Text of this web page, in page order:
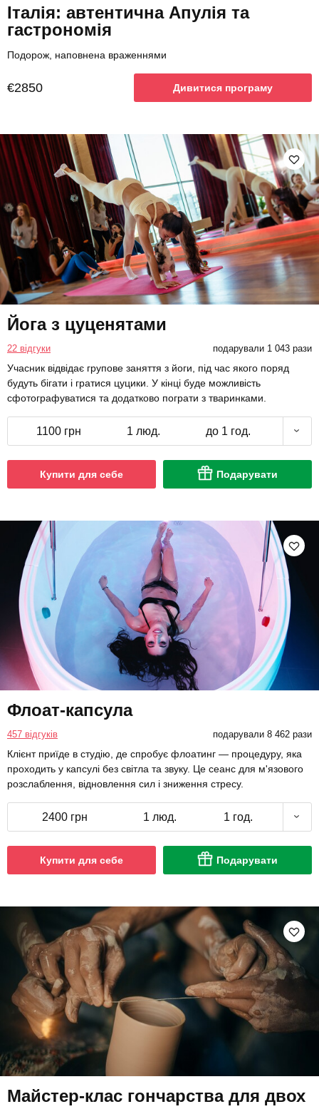
Італія: автентична Апулія та
гастрономія
Подорож, наповнена враженнями
€2850 Дивитися програму
Йога з цуценятами
22 відгуки подарували 1 043 рази
Учасник відвідає групове заняття з йоги, під час якого поряд
будуть бігати і гратися цуцики. У кінці буде можливість
сфотографуватися та додатково пограти з тваринками.
1100 грн 1 люд. до 1 год.
Купити для себе Подарувати
Флоат-капсула
457 відгуків подарували 8 462 рази
Клієнт приїде в студію, де спробує флоатинг — процедуру, яка
проходить у капсулі без світла та звуку. Це сеанс для м'язового
розслаблення, відновлення сил і зниження стресу.
2400 грн 1 люд. 1 год.
Купити для себе Подарувати
Майстер-клас гончарства для двох